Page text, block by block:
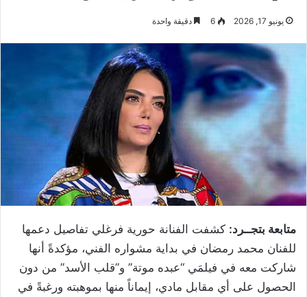
يونيو 17, 2026 6 دقيقة واحدة
متابعة بتجــرد: كشفت الفنانة حورية فرغلي تفاصيل دعمها
للفنان محمد رمضان في بداية مشواره الفني، مؤكدةً أنها
شاركت معه في فيلمَي “عبده موتة” و”قلب الأسد” من دون
الحصول على أي مقابل مادي، إيماناً منها بموهبته ورغبةً في